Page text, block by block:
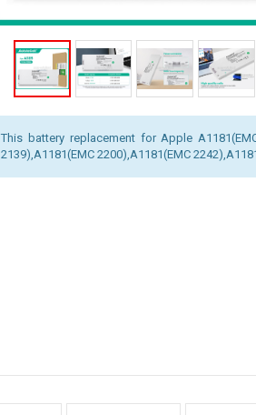
This battery replacement for Apple
2139),A1181(EMC 2200),A1181(EMC